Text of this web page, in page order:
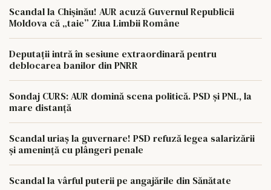
Scandal la Chișinău! AUR acuză Guvernul Republicii
Moldova că „taie” Ziua Limbii Române
Deputații intră în sesiune extraordinară pentru
deblocarea banilor din PNRR
Sondaj CURS: AUR domină scena politică. PSD și PNL, la
mare distanță
Scandal uriaș la guvernare! PSD refuză legea salarizării
și amenință cu plângeri penale
Scandal la vârful puterii pe angajările din Sănătate